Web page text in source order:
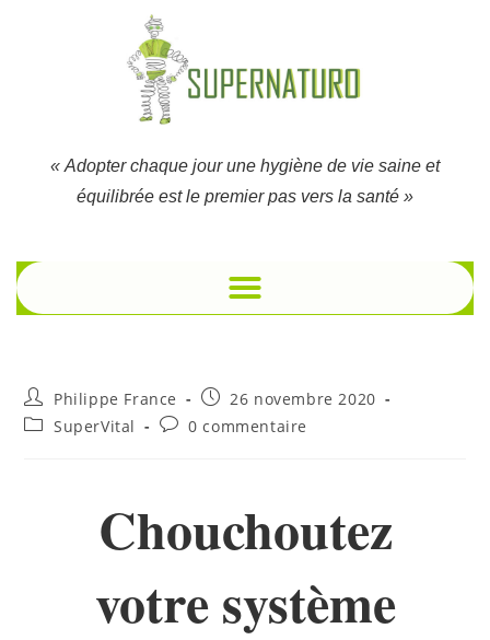
« Adopter chaque jour une hygiène de vie saine et
équilibrée est le premier pas vers la santé »
Philippe France
26 novembre 2020
SuperVital
0 commentaire
Chouchoutez
votre système